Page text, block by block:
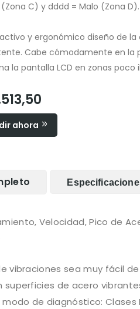
C) y dddd = Malo (Zona D).
y ergonómico diseño de
Cabe cómodamente en la
la pantalla LCD en zonas poco
ahora
Velocidad, Pico de
vibraciones sea muy fácil
de acero
de diagnóstico: Clases